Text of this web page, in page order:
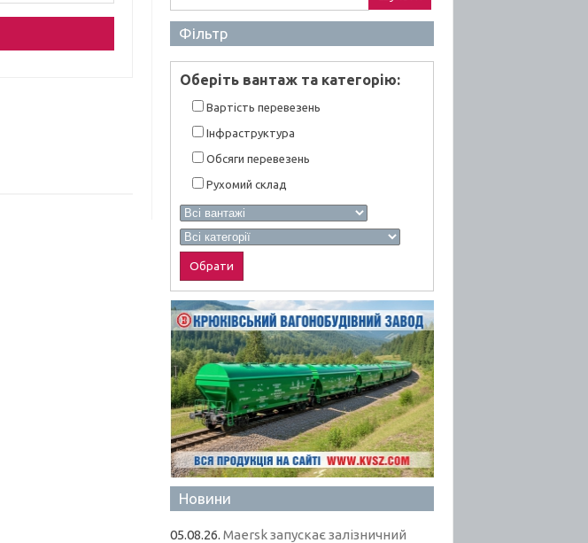
Фільтр
Оберiть вантаж та категорiю:
Вартiсть перевезень
Інфраструктура
Обсяги перевезень
Рухомий склад
Новини
05.08.26.Maersk запускає залізничний